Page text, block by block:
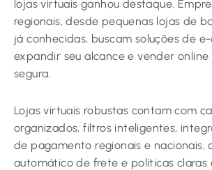
lojas virtuais ganhou destaque.
regionais, desde pequenas lojas de
já conhecidas, buscam soluções de
expandir seu alcance e vender
segura.
Lojas virtuais robustas contam com
organizados, filtros inteligentes,
de pagamento regionais e nacionais,
automático de frete e políticas claras